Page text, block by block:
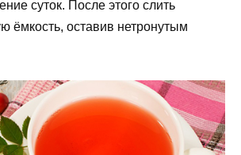
суток. После этого слить
ёмкость, оставив нетронутым